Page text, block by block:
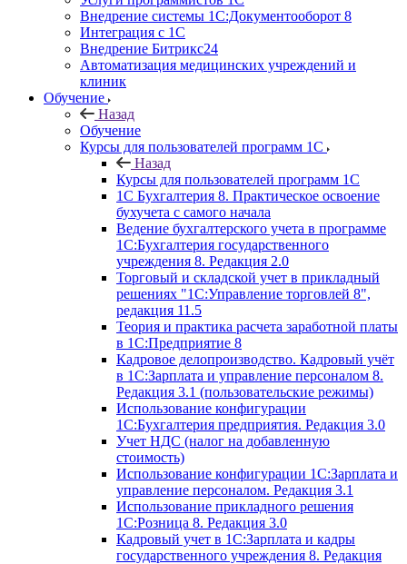
Внедрение системы 1С:Документооборот 8
Интеграция с 1С
Внедрение Битрикс24
Автоматизация медицинских учреждений и
клиник
Обучение
Назад
Обучение
Курсы для пользователей программ 1С
Назад
Курсы для пользователей программ 1С
1С Бухгалтерия 8. Практическое освоение
бухучета с самого начала
Ведение бухгалтерского учета в программе
1С:Бухгалтерия государственного
учреждения 8. Редакция 2.0
Торговый и складской учет в прикладный
решениях "1С:Управление торговлей 8",
редакция 11.5
Теория и практика расчета заработной платы
в 1С:Предприятие 8
Кадровое делопроизводство. Кадровый учёт
в 1С:Зарплата и управление персоналом 8.
Редакция 3.1 (пользовательские режимы)
Использование конфигурации
1С:Бухгалтерия предприятия. Редакция 3.0
Учет НДС (налог на добавленную
стоимость)
Использование конфигурации 1С:Зарплата и
управление персоналом. Редакция 3.1
Использование прикладного решения
1С:Розница 8. Редакция 3.0
Кадровый учет в 1С:Зарплата и кадры
государственного учреждения 8. Редакция